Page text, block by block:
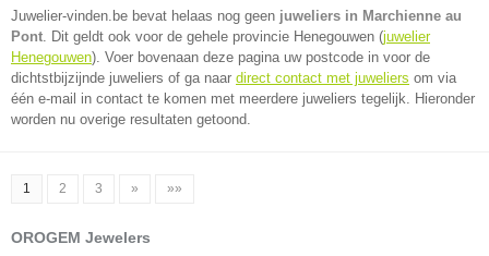
Juwelier-vinden.be bevat helaas nog geen juweliers in Marchienne au
Pont. Dit geldt ook voor de gehele provincie Henegouwen (juwelier
Henegouwen). Voer bovenaan deze pagina uw postcode in voor de
dichtstbijzijnde juweliers of ga naar direct contact met juweliers om via
één e-mail in contact te komen met meerdere juweliers tegelijk. Hieronder
worden nu overige resultaten getoond.
1 2 3 » »»
OROGEM Jewelers